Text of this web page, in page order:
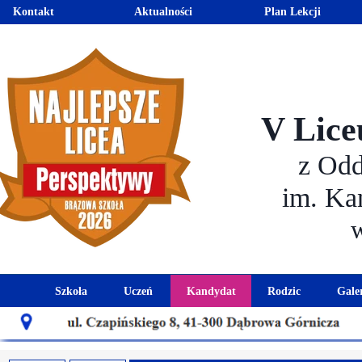
Rodzic
Harmonogram
Szkoła
Historia szkoły
Uczeń
Kalendarz roku szkolnego
Kandydat
Aktualności dla
V
z
im.
Plan Lekcji
Aktualności
Kontakt